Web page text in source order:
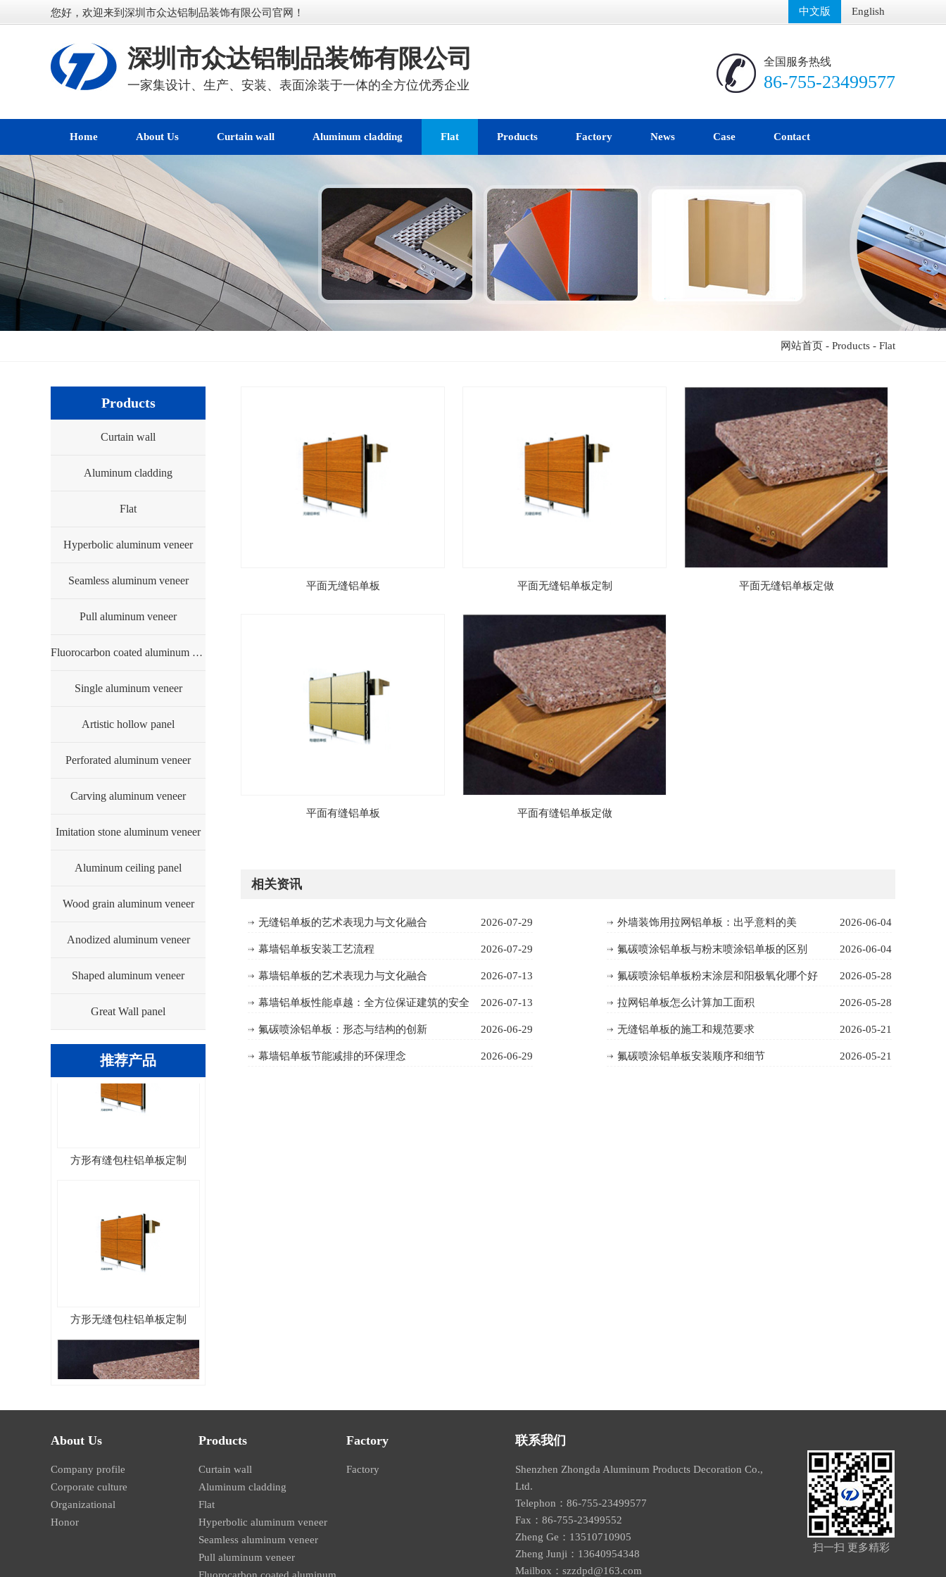
您好，欢迎来到深圳市众达铝制品装饰有限公司官网！ 中文版 English
深圳市众达铝制品装饰有限公司
一家集设计、生产、安装、表面涂装于一体的全方位优秀企业
全国服务热线
86-755-23499577
Home About Us Curtain wall Aluminum cladding Flat Products Factory News Case Contact
网站首页 - Products - Flat
Products
Curtain wall
Aluminum cladding
Flat
Hyperbolic aluminum veneer
Seamless aluminum veneer
Pull aluminum veneer
Fluorocarbon coated aluminum veneer
Single aluminum veneer
Artistic hollow panel
Perforated aluminum veneer
Carving aluminum veneer
Imitation stone aluminum veneer
Aluminum ceiling panel
Wood grain aluminum veneer
Anodized aluminum veneer
Shaped aluminum veneer
Great Wall panel
推荐产品
方形有缝包柱铝单板
圆形有缝包柱铝单板
圆形无缝包柱铝单板
立即咨询
平面无缝铝单板
产品详情 立即咨询
平面无缝铝单板定制 平面无缝铝单板定做
平面有缝铝单板 平面有缝铝单板定做
相关资讯
2026-07-29
无缝铝单板的艺术表现力与文化融合
2026-07-29
幕墙铝单板安装工艺流程
2026-07-13
幕墙铝单板的艺术表现力与文化融合
2026-07-13
幕墙铝单板性能卓越：全方位保证建筑的安全
2026-06-29
氟碳喷涂铝单板：形态与结构的创新
2026-06-29
幕墙铝单板节能减排的环保理念
2026-06-04
外墙装饰用拉网铝单板：出乎意料的美
2026-06-04
氟碳喷涂铝单板与粉末喷涂铝单板的区别
2026-05-28
氟碳喷涂铝单板粉末涂层和阳极氧化哪个好
2026-05-28
拉网铝单板怎么计算加工面积
2026-05-21
无缝铝单板的施工和规范要求
2026-05-21
氟碳喷涂铝单板安装顺序和细节
About Us
Company profile
Corporate culture
Organizational
Honor
Products
Curtain wall
Aluminum cladding
Flat
Hyperbolic aluminum veneer
Seamless aluminum veneer
Pull aluminum veneer
Factory
Factory
联系我们
Shenzhen Zhongda Aluminum Products Decoration Co.,
Ltd.
Telephon：86-755-23499577
Fax：86-755-23499552
Zheng Ge：13510710905
Zheng Junji：13640954348
Mailbox： szzdpd@163.com
扫一扫 更多精彩